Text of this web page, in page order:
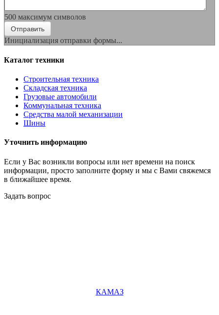
500 максимум символов
Отправить
Инициализация отправки формы...
Каталог техники
Строительная техника
Складская техника
Грузовые автомобили
Коммунальная техника
Средства малой механизации
Шины
Уточнить информацию
Если у Вас возникли вопросы или нет времени на поиск
информации, просто заполните форму и мы с Вами свяжемся
в ближайшее время.
Задать вопрос
КАМАЗ